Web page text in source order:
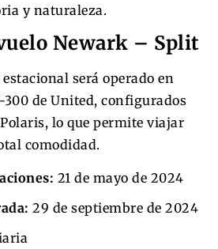
y naturaleza.
Newark – Split
será operado en
300 de United, configurados
lo que permite viajar
comodidad.
21 de mayo de 2024
29 de septiembre de 2024